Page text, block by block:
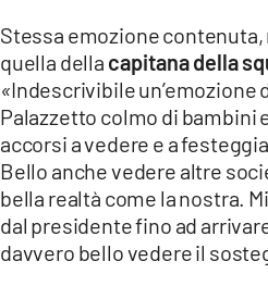
Stessa emozione
quella della capitana della
«Indescrivibile un’emozione
Palazzetto colmo di bambini
accorsi a vedere e a
Bello anche vedere altre
bella realtà come la nostra.
dal presidente fino ad
davvero bello vedere il